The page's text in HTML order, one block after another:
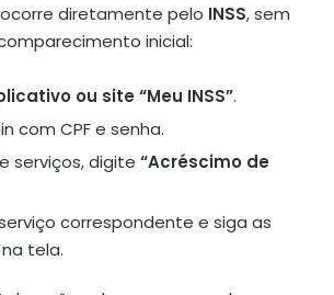
diretamente pelo INSS, sem
inicial:
ou site “Meu INSS”.
com CPF e senha.
serviços, digite “Acréscimo de
correspondente e siga as
tela.